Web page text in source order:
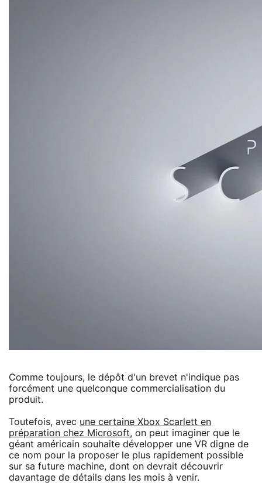
Comme toujours, le dépôt d'un brevet n'indique pas
forcément une quelconque commercialisation du
produit.
Toutefois, avec une certaine Xbox Scarlett en
préparation chez Microsoft, on peut imaginer que le
géant américain souhaite développer une VR digne de
ce nom pour la proposer le plus rapidement possible
sur sa future machine, dont on devrait découvrir
davantage de détails dans les mois à venir.